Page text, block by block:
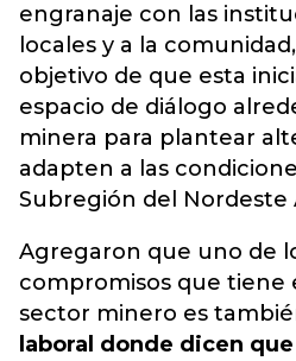
engranaje con las
locales y a la comunidad,
objetivo de que esta
espacio de diálogo
minera para plantear
adapten a las
Subregión del
Agregaron que uno de
compromisos que tiene
sector minero es
laboral donde dicen